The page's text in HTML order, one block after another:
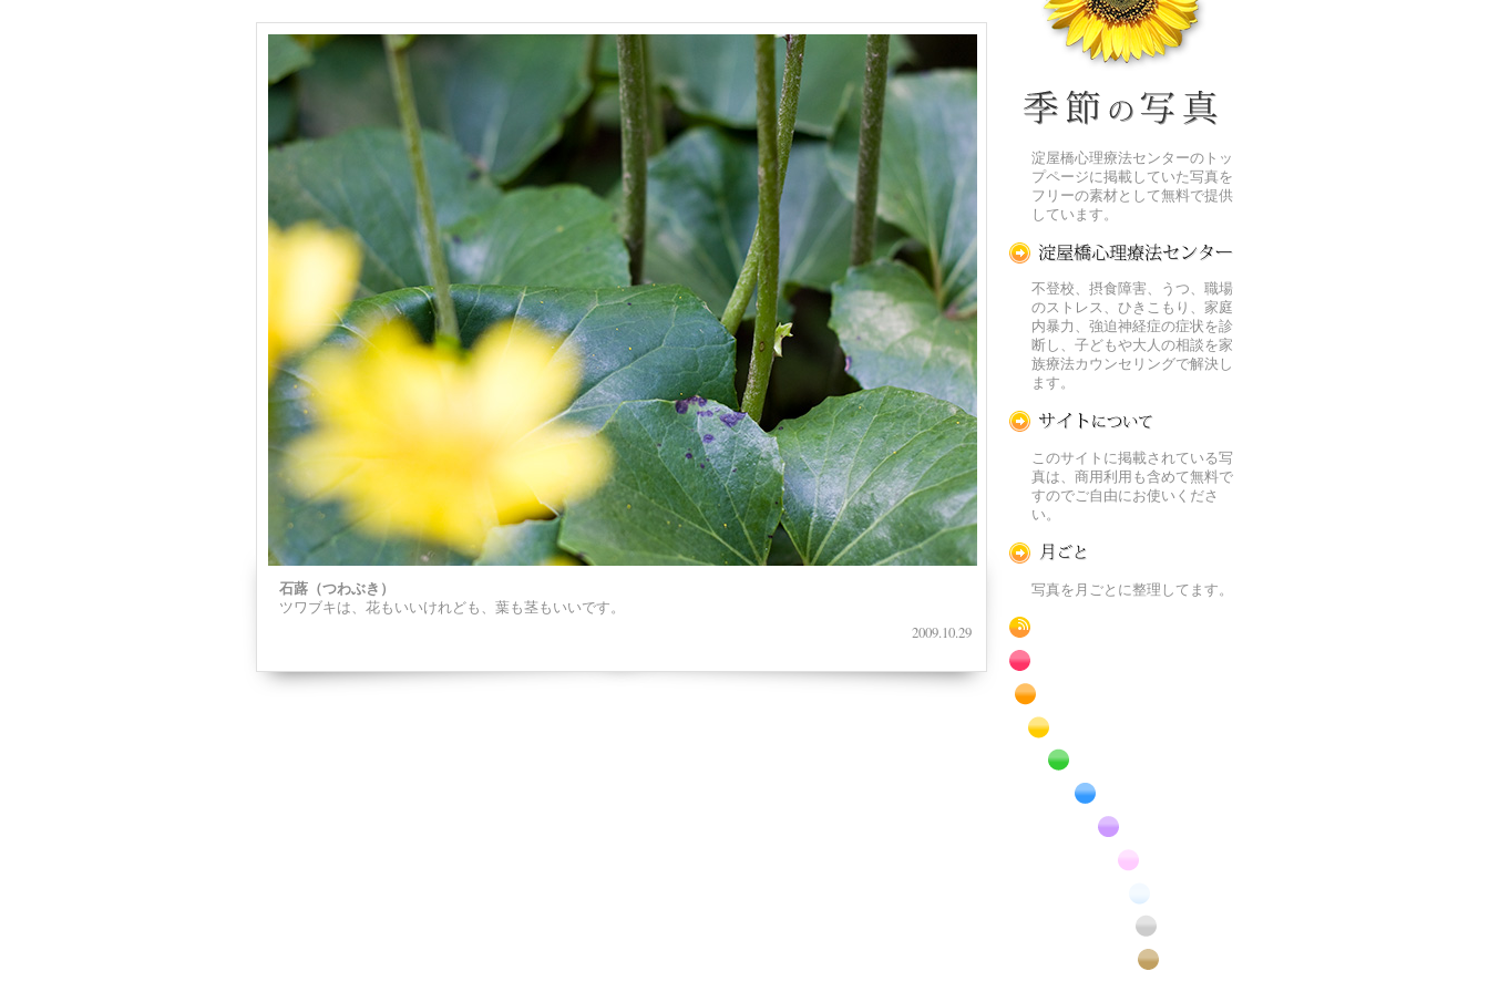
石蕗（つわぶき）
ツワブキは、花もいいけれども、葉も茎もいいです。
2009.10.29
淀屋橋心理療法センターのトッ
プページに掲載していた写真を
フリーの素材として無料で提供
しています。
不登校、摂食障害、うつ、職場
のストレス、ひきこもり、家庭
内暴力、強迫神経症の症状を診
断し、子どもや大人の相談を家
族療法カウンセリングで解決し
ます。
このサイトに掲載されている写
真は、商用利用も含めて無料で
すのでご自由にお使いくださ
い。
写真を月ごとに整理してます。
RSS
赤色の花のフリー写真素材
橙色の花のフリー写真素材
黄色の花のフリー写真素材
緑色の花のフリー写真素材
青色の花のフリー写真素材
紫色の花のフリー写真素材
白色の花のフリー写真素材
昆虫のフリー写真素材